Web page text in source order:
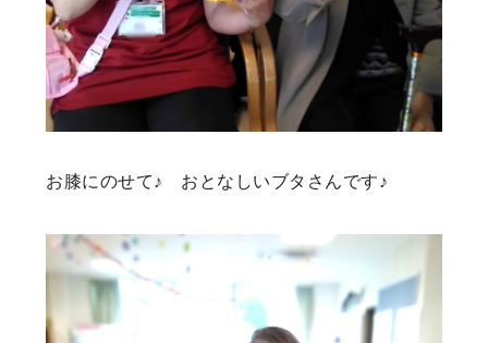
お膝にのせて♪ おとなしいブタさんです♪